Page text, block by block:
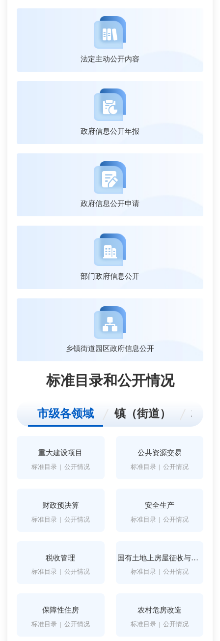
法定主动公开内容
政府信息公开年报
政府信息公开申请
部门政府信息公开
乡镇街道园区政府信息公开
标准目录和公开情况
市级各领域 镇（街道） 村（
重大建设项目
标准目录 | 公开情况
公共资源交易
标准目录 | 公开情况
财政预决算
标准目录 | 公开情况
安全生产
标准目录 | 公开情况
税收管理
标准目录 | 公开情况
国有土地上房屋征收与补偿
标准目录 | 公开情况
保障性住房
标准目录 | 公开情况
农村危房改造
标准目录 | 公开情况